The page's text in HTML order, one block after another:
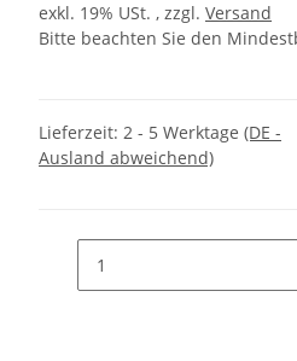
exkl. 19% USt. , zzgl. Versand
Bitte beachten Sie den
Lieferzeit: 2 - 5 Werktage (DE -
Ausland abweichend)